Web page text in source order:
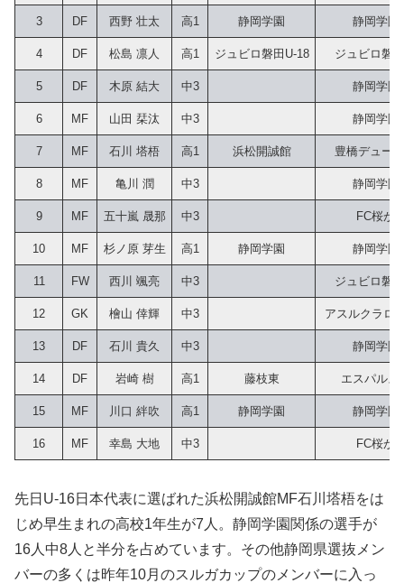
3 DF 西野 壮太 高1 静岡学園 静岡学園
4 DF 松島 凛人 高1 ジュビロ磐田U-18 ジュビロ磐
5 DF 木原 結大 中3 静岡学園
6 MF 山田 栞汰 中3 静岡学園
7 MF 石川 塔梧 高1 浜松開誠館 豊橋デュー
8 MF 亀川 潤 中3 静岡学園
9 MF 五十嵐 晟那 中3 FC桜が
10 MF 杉ノ原 芽生 高1 静岡学園 静岡学園
11 FW 西川 颯亮 中3 ジュビロ磐
12 GK 檜山 倖輝 中3 アスルクラロ
13 DF 石川 貴久 中3 静岡学園
14 DF 岩崎 樹 高1 藤枝東 エスパルス
15 MF 川口 絆吹 高1 静岡学園 静岡学園
16 MF 幸島 大地 中3 FC桜が
先日U-16日本代表に選ばれた浜松開誠館MF石川塔梧をは
じめ早生まれの高校1年生が7人。静岡学園関係の選手が
16人中8人と半分を占めています。その他静岡県選抜メン
バーの多くは昨年10月のスルガカップのメンバーに入っ